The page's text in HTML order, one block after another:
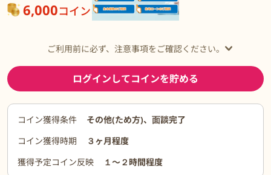
6,000コイン が貯まる
ご利用前に必ず、注意事項をご確認ください。
ログインしてコインを貯める
コイン獲得条件
その他(ため方)、面談完了
コイン獲得時期
３ヶ月程度
獲得予定コイン反映
１〜２時間程度